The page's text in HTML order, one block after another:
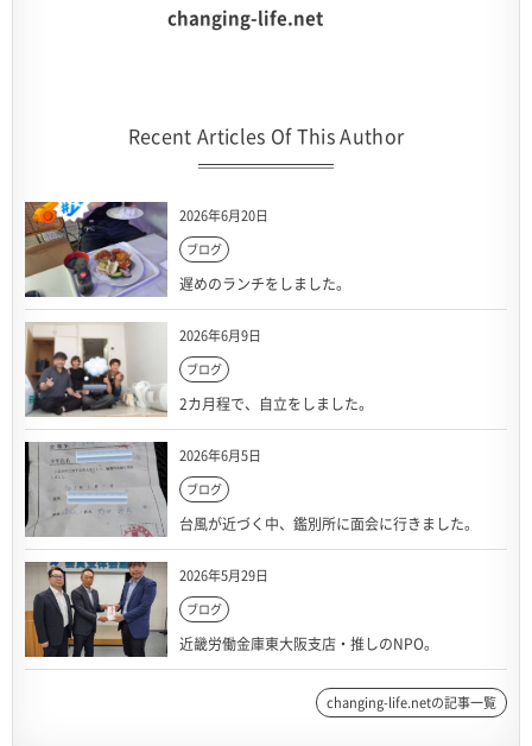
changing-life.net
Recent Articles Of This Author
2026年6月20日
ブログ
遅めのランチをしました。
2026年6月9日
ブログ
2カ月程で、自立をしました。
2026年6月5日
ブログ
台風が近づく中、鑑別所に面会に行きました。
2026年5月29日
ブログ
近畿労働金庫東大阪支店・推しのNPO。
changing-life.netの記事一覧